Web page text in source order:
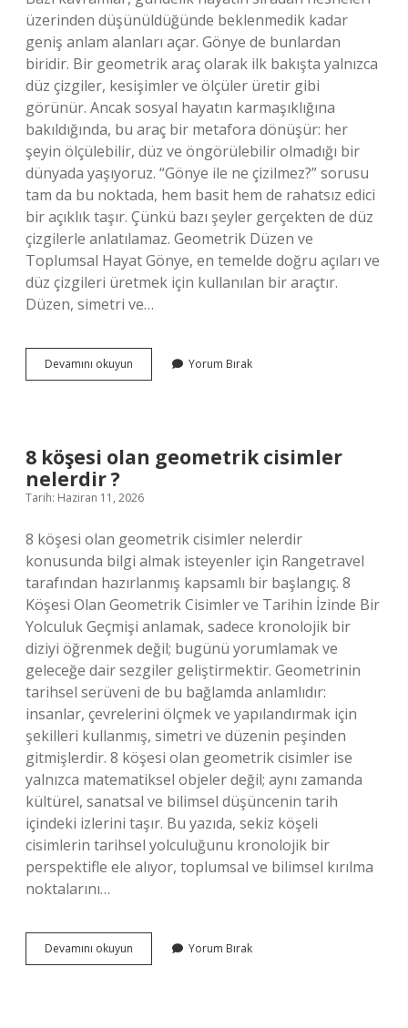
üzerinden düşünüldüğünde beklenmedik kadar
geniş anlam alanları açar. Gönye de bunlardan
biridir. Bir geometrik araç olarak ilk bakışta yalnızca
düz çizgiler, kesişimler ve ölçüler üretir gibi
görünür. Ancak sosyal hayatın karmaşıklığına
bakıldığında, bu araç bir metafora dönüşür: her
şeyin ölçülebilir, düz ve öngörülebilir olmadığı bir
dünyada yaşıyoruz. “Gönye ile ne çizilmez?” sorusu
tam da bu noktada, hem basit hem de rahatsız edici
bir açıklık taşır. Çünkü bazı şeyler gerçekten de düz
çizgilerle anlatılamaz. Geometrik Düzen ve
Toplumsal Hayat Gönye, en temelde doğru açıları ve
düz çizgileri üretmek için kullanılan bir araçtır.
Düzen, simetri ve…
Devamını okuyun
ile
Yorum Bırak
8 köşesi olan geometrik cisimler
nelerdir ?
Tarih: Haziran 11, 2026
8 köşesi olan geometrik cisimler nelerdir
konusunda bilgi almak isteyenler için Rangetravel
tarafından hazırlanmış kapsamlı bir başlangıç. 8
Köşesi Olan Geometrik Cisimler ve Tarihin İzinde Bir
Yolculuk Geçmişi anlamak, sadece kronolojik bir
diziyi öğrenmek değil; bugünü yorumlamak ve
geleceğe dair sezgiler geliştirmektir. Geometrinin
tarihsel serüveni de bu bağlamda anlamlıdır:
insanlar, çevrelerini ölçmek ve yapılandırmak için
şekilleri kullanmış, simetri ve düzenin peşinden
gitmişlerdir. 8 köşesi olan geometrik cisimler ise
yalnızca matematiksel objeler değil; aynı zamanda
kültürel, sanatsal ve bilimsel düşüncenin tarih
içindeki izlerini taşır. Bu yazıda, sekiz köşeli
cisimlerin tarihsel yolculuğunu kronolojik bir
perspektifle ele alıyor, toplumsal ve bilimsel kırılma
noktalarını…
Devamını okuyun
köşesi
Yorum Bırak